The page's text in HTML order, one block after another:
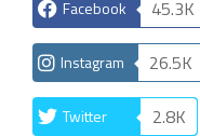
Facebook 45.3K
Instagram 26.5K
Twitter 2.8K